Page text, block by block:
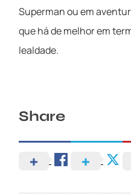
Superman ou em
que há de melhor em
lealdade.
Share